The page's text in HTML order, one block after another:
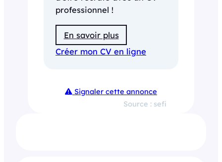
professionnel !
En savoir plus
Créer mon CV en ligne
Signaler cette annonce
Source : sefi